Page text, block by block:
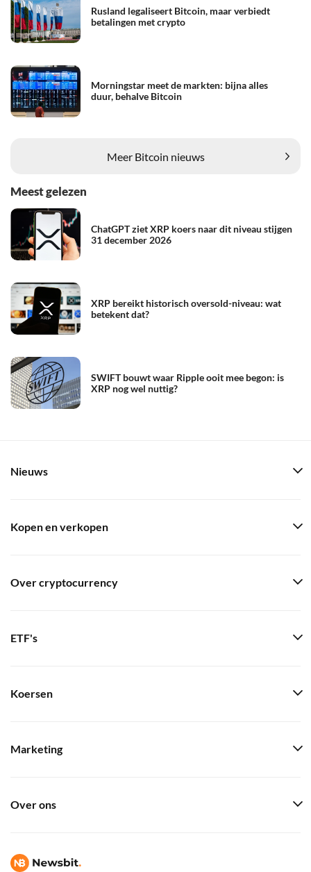
Rusland legaliseert Bitcoin, maar verbiedt
betalingen met crypto
Morningstar meet de markten: bijna alles
duur, behalve Bitcoin
Meer Bitcoin nieuws
Meest gelezen
ChatGPT ziet XRP koers naar dit niveau stijgen
31 december 2026
XRP bereikt historisch oversold-niveau: wat
betekent dat?
SWIFT bouwt waar Ripple ooit mee begon: is
XRP nog wel nuttig?
Nieuws
Kopen en verkopen
Over cryptocurrency
ETF's
Koersen
Marketing
Over ons